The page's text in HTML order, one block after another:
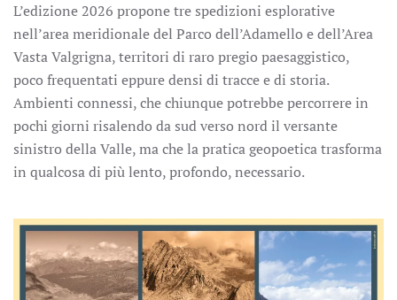
L’edizione 2026 propone tre spedizioni esplorative
nell’area meridionale del Parco dell’Adamello e dell’Area
Vasta Valgrigna, territori di raro pregio paesaggistico,
poco frequentati eppure densi di tracce e di storia.
Ambienti connessi, che chiunque potrebbe percorrere in
pochi giorni risalendo da sud verso nord il versante
sinistro della Valle, ma che la pratica geopoetica trasforma
in qualcosa di più lento, profondo, necessario.